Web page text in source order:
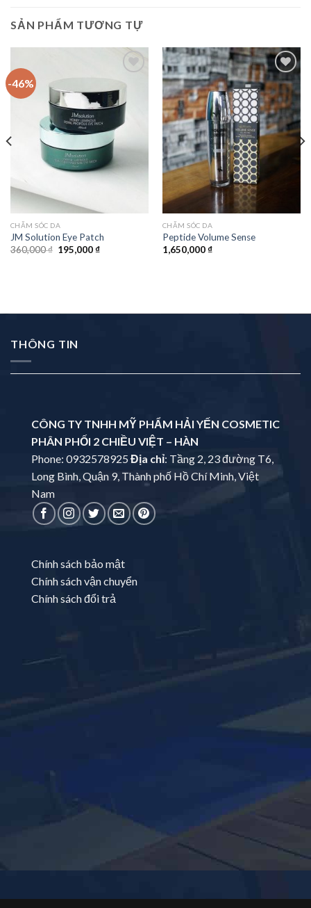
SẢN PHẨM TƯƠNG TỰ
-46%
Add to
Wishlist
CHĂM SÓC DA
JM Solution Eye Patch
360,000₫ 195,000₫
Add to
Wishlist
CHĂM SÓC DA
Peptide Volume Sense
1,650,000₫
THÔNG TIN
CÔNG TY TNHH MỸ PHẨM HẢI YẾN COSMETIC
PHÂN PHỐI 2 CHIỀU VIỆT – HÀN
Phone: 0932578925Địa chỉ: Tầng 2, 23 đường T6,
Long Bình, Quận 9, Thành phố Hồ Chí Minh, Việt
Nam
Chính sách bảo mật
Chính sách vận chuyển
Chính sách đổi trả